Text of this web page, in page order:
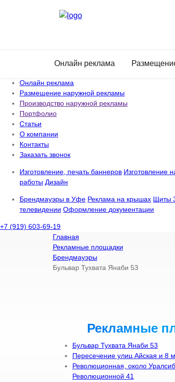
Онлайн реклама
Онлайн реклама
Размещение наружной рекламы
Производство наружной рекламы
Портфолио
Статьи
О компании
Контакты
Заказать звонок
Изготовление, печать баннеров Изготовление
работы Дизайн
Брендмауэры в Уфе Реклама на крышах Щиты
телевидении Оформление документации
+7 (919) 603-69-19
Главная
Рекламные площадки
Брендмауэры
Бульвар Тухвата Янаби 53
Рекламные
Бульвар Тухвата Янаби 53
Пересечение улиц Айская и 8
Революционная, около
Революционной 41